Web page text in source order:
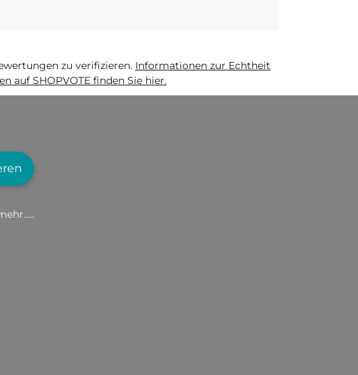
zu verifizieren. Informationen zur Echtheit
auf SHOPVOTE finden Sie hier.